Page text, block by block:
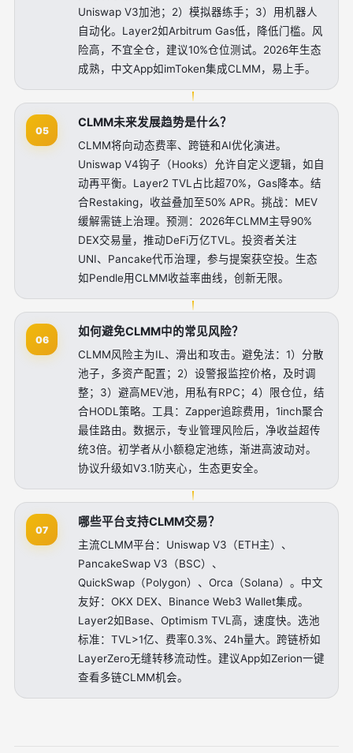
Uniswap V3加池；2）模拟器练手；3）用机器人
自动化。Layer2如Arbitrum Gas低，降低门槛。风
险高，不宜全仓，建议10%仓位测试。2026年生态
成熟，中文App如imToken集成CLMM，易上手。
05
CLMM未来发展趋势是什么？
CLMM将向动态费率、跨链和AI优化演进。
Uniswap V4钩子（Hooks）允许自定义逻辑，如自
动再平衡。Layer2 TVL占比超70%，Gas降本。结
合Restaking，收益叠加至50% APR。挑战：MEV
缓解需链上治理。预测：2026年CLMM主导90%
DEX交易量，推动DeFi万亿TVL。投资者关注
UNI、Pancake代币治理，参与提案获空投。生态
如Pendle用CLMM收益率曲线，创新无限。
06
如何避免CLMM中的常见风险？
CLMM风险主为IL、滑出和攻击。避免法：1）分散
池子，多资产配置；2）设警报监控价格，及时调
整；3）避高MEV池，用私有RPC；4）限仓位，结
合HODL策略。工具：Zapper追踪费用，1inch聚合
最佳路由。数据示，专业管理风险后，净收益超传
统3倍。初学者从小额稳定池练，渐进高波动对。
协议升级如V3.1防夹心，生态更安全。
07
哪些平台支持CLMM交易？
主流CLMM平台：Uniswap V3（ETH主）、
PancakeSwap V3（BSC）、
QuickSwap（Polygon）、Orca（Solana）。中文
友好：OKX DEX、Binance Web3 Wallet集成。
Layer2如Base、Optimism TVL高，速度快。选池
标准：TVL>1亿、费率0.3%、24h量大。跨链桥如
LayerZero无缝转移流动性。建议App如Zerion一键
查看多链CLMM机会。